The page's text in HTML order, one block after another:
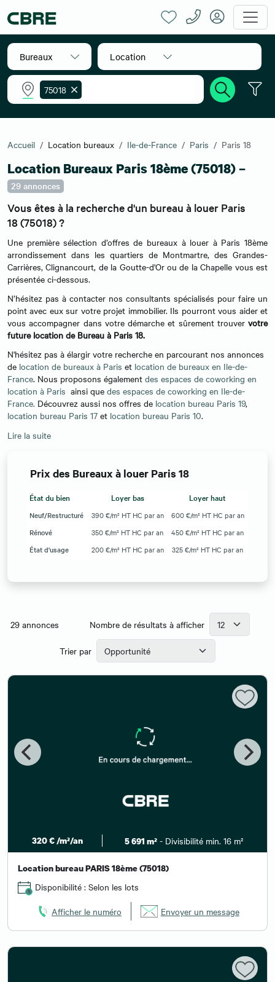
Bureaux Location
75018
Accueil Location bureaux Ile-de-France Paris Paris 18
Location Bureaux Paris 18ème (75018) –
29 annonces
Vous êtes à la recherche d'un bureau à louer Paris
18 (75018) ?
Une première sélection d’offres de bureaux à louer à Paris 18ème
arrondissement dans les quartiers de Montmartre, des Grandes-
Carrières, Clignancourt, de la Goutte-d'Or ou de la Chapelle vous est
présentée ci-dessous.
N’hésitez pas à contacter nos consultants spécialisés pour faire un
point avec eux sur votre projet immobilier. Ils pourront vous aider et
vous accompagner dans votre démarche et sûrement trouver votre
future location de Bureau à Paris 18.
N'hésitez pas à élargir votre recherche en parcourant nos annonces
de location de bureaux à Paris et location de bureaux en Ile-de-
France. Nous proposons également des espaces de coworking en
location à Paris ainsi que des espaces de coworking en Ile-de-
France. Découvrez aussi nos offres de location bureau Paris 19,
location bureau Paris 17 et location bureau Paris 10.
Lire la suite
Prix des Bureaux à louer Paris 18
État du bien Loyer bas Loyer haut
Neuf/Restructuré 390 €/m² HT HC par an
600 €/m² HT HC par an
Rénové
350 €/m² HT HC par an
450 €/m² HT HC par an
État d'usage
200 €/m² HT HC par an 325 €/m² HT HC par an
29annonces Nombre de résultats à afficher
Trier par
320 € /m²/an 5 691 m² - Divisibilité min. 16 m²
Location bureau PARIS 18ème (75018)
Disponibilité : Selon les lots
Afficher le numéro Envoyer un message